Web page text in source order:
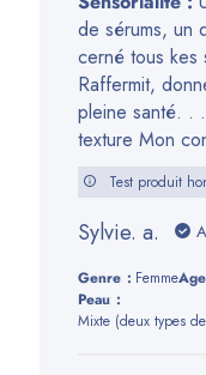
de sérums, un
cerné tous kes
Raffermit,
pleine santé. .
texture Mon
Test produit
Sylvie. a.
Genre: FemmeAge:
Peau:
Mixte (deux types